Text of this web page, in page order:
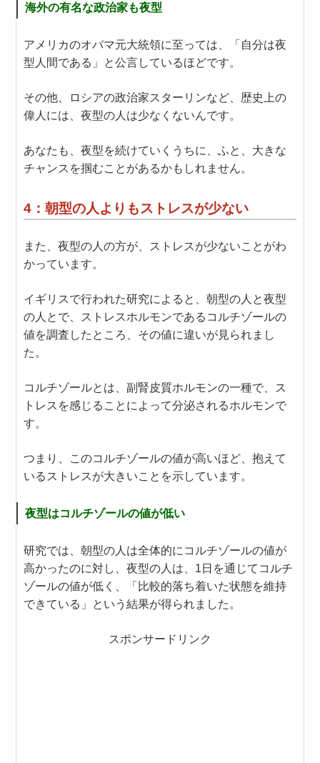
海外の有名な政治家も夜型
アメリカのオバマ元大統領に至っては、「自分は夜
型人間である」と公言しているほどです。
その他、ロシアの政治家スターリンなど、歴史上の
偉人には、夜型の人は少なくないんです。
あなたも、夜型を続けていくうちに、ふと、大きな
チャンスを掴むことがあるかもしれません。
4：朝型の人よりもストレスが少ない
また、夜型の人の方が、ストレスが少ないことがわ
かっています。
イギリスで行われた研究によると、朝型の人と夜型
の人とで、ストレスホルモンであるコルチゾールの
値を調査したところ、その値に違いが見られまし
た。
コルチゾールとは、副腎皮質ホルモンの一種で、ス
トレスを感じることによって分泌されるホルモンで
す。
つまり、このコルチゾールの値が高いほど、抱えて
いるストレスが大きいことを示しています。
夜型はコルチゾールの値が低い
研究では、朝型の人は全体的にコルチゾールの値が
高かったのに対し、夜型の人は、1日を通じてコルチ
ゾールの値が低く、「比較的落ち着いた状態を維持
できている」という結果が得られました。
スポンサードリンク